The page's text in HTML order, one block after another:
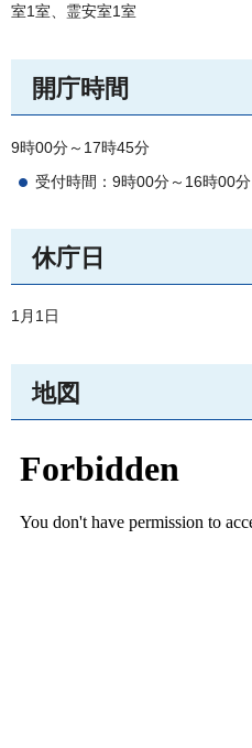
室1室、霊安室1室
開庁時間
9時00分～17時45分
受付時間：9時00分～16時00分
休庁日
1月1日
地図